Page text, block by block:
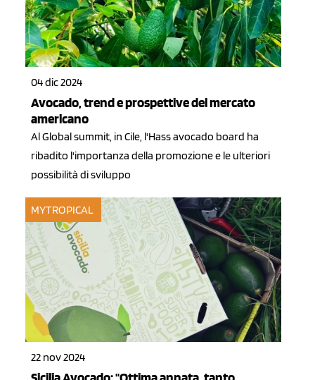
04 dic 2024
Avocado, trend e prospettive del mercato
americano
Al Global summit, in Cile, l'Hass avocado board ha
ribadito l'importanza della promozione e le ulteriori
possibilità di sviluppo
MYTROPICAL
22 nov 2024